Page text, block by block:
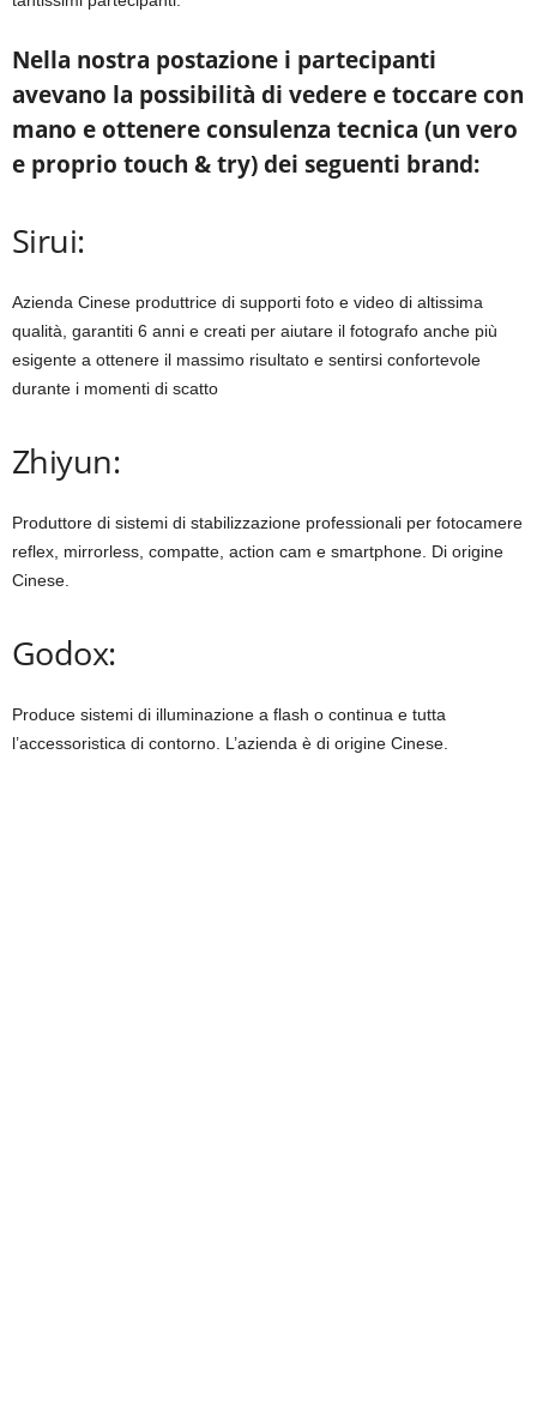
Nella nostra postazione i partecipanti
avevano la possibilità di vedere e toccare con
mano e ottenere consulenza tecnica (un vero
e proprio touch & try) dei seguenti brand:
Sirui:
Azienda Cinese produttrice di supporti foto e video di altissima
qualità, garantiti 6 anni e creati per aiutare il fotografo anche più
esigente a ottenere il massimo risultato e sentirsi confortevole
durante i momenti di scatto
Zhiyun:
Produttore di sistemi di stabilizzazione professionali per fotocamere
reflex, mirrorless, compatte, action cam e smartphone. Di origine
Cinese.
Godox:
Produce sistemi di illuminazione a flash o continua e tutta
l’accessoristica di contorno. L’azienda è di origine Cinese.